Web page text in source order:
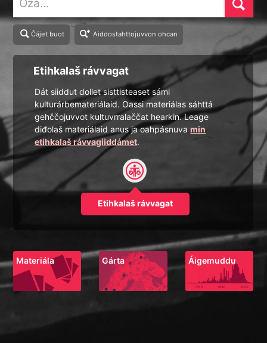
Čájet buot Aiddostahttojuvvon ohcan
Etihkalaš rávvagat
Dát siiddut dollet sisttisteaset sámi
kulturárbemateriálaid. Oassi materiálas sáhttá
gehččojuvvot kultuvrralaččat hearkin. Leage
diđolaš materiálaid anus ja oahpásnuvamin
etihkalaš rávvagiiddámet.
Etihkalaš rávvagat
Materiála Gárta Áigemuddu